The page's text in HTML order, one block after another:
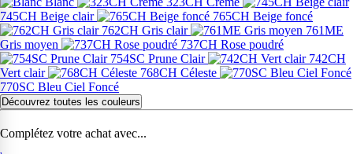
745CH Beige clair
765CH Beige foncé
762CH Gris clair
761ME
Gris moyen
737CH Rose poudré
754SC Prune Clair
742CH
Vert clair
768CH Céleste
770SC Bleu Ciel Foncé
Découvrez toutes les couleurs
Complétez votre achat avec...